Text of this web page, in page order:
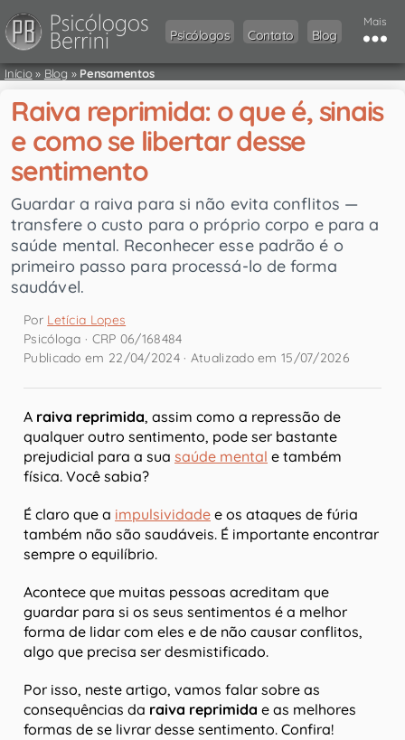
Psicólogos Contato Blog
Mais
Início» Blog» Pensamentos
Raiva reprimida: o que é, sinais
e como se libertar desse
sentimento
Guardar a raiva para si não evita conflitos —
transfere o custo para o próprio corpo e para a
saúde mental. Reconhecer esse padrão é o
primeiro passo para processá-lo de forma
saudável.
Por Letícia Lopes
Psicóloga · CRP 06/168484
Publicado em 22/04/2024 · Atualizado em 15/07/2026
A raiva reprimida, assim como a repressão de
qualquer outro sentimento, pode ser bastante
prejudicial para a sua saúde mental e também
física. Você sabia?
É claro que a impulsividade e os ataques de fúria
também não são saudáveis. É importante encontrar
sempre o equilíbrio.
Acontece que muitas pessoas acreditam que
guardar para si os seus sentimentos é a melhor
forma de lidar com eles e de não causar conflitos,
algo que precisa ser desmistificado.
Por isso, neste artigo, vamos falar sobre as
consequências da raiva reprimida e as melhores
formas de se livrar desse sentimento. Confira!